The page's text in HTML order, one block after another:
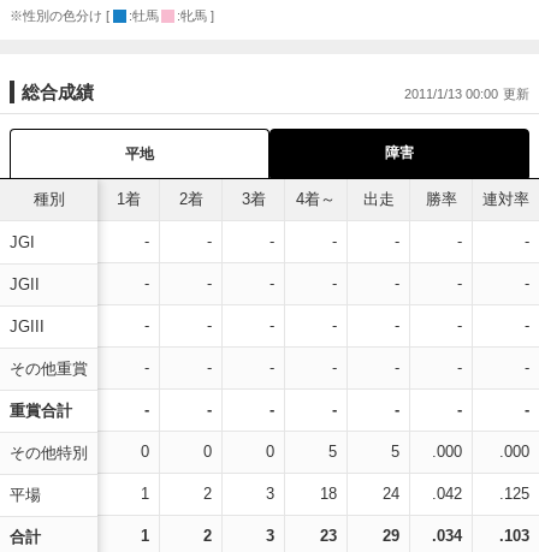
※性別の色分け [ :牡馬 :牝馬 ]
総合成績 2011/1/13 00:00
平地 障害
種別
JGI
JGII
JGIII
その他重賞
重賞合計
その他特別
平場
合計
1着 2着 3着 4着～ 出走 勝率 連対率
- - - - - - -
- - - - - - -
- - - - - - -
- - - - - - -
- - - - - - -
0 0 0 5 5 .000 .000
1 2 3 18 24 .042 .125
1 2 3 23 29 .034 .103